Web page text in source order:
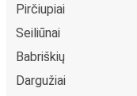
Pirčiupiai
Seiliūnai
Babriškių
Dargužiai